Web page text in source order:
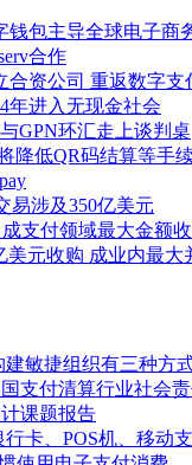
钱包主导全球电子商
合作
合资公司 重返数字支
年进入无现金社会
GPN环汇走上谈判桌
降低QR码结算等手
易涉及350亿美元
支付领域最大金额
美元收购 成业内最大
敏捷组织有三种方
支付清算行业社会责
课题报告
卡、POS机、移动